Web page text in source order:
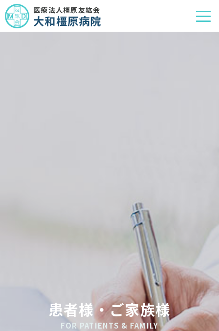
医療法人橿原友紘会
大和橿原病院
患者様・ご家族様
FOR PATIENTS & FAMILY